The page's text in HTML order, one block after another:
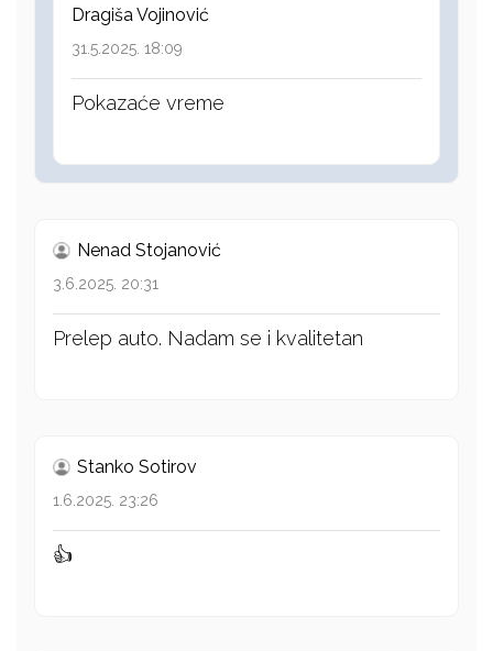
Dragiša Vojinović
31.5.2025. 18:09
Pokazaće vreme
Nenad Stojanović
3.6.2025. 20:31
Prelep auto. Nadam se i kvalitetan
Stanko Sotirov
1.6.2025. 23:26
👍